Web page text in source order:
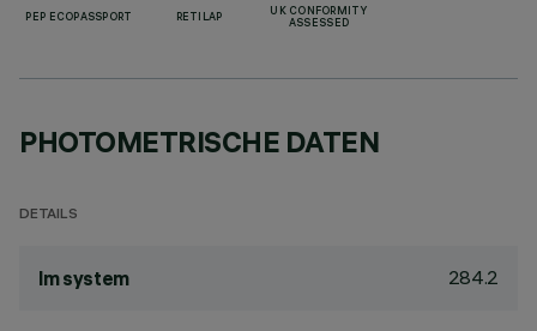
PEP ECOPASSPORT RETILAP
UK CONFORMITY
ASSESSED
PHOTOMETRISCHE DATEN
DETAILS
lm system 284.2